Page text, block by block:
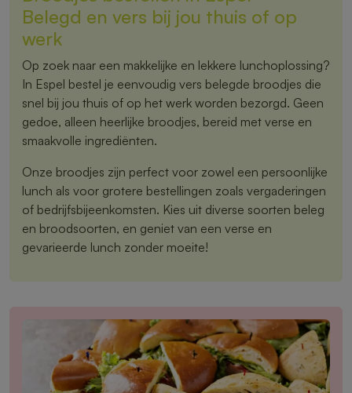
Belegd en vers bij jou thuis of op
werk
Op zoek naar een makkelijke en lekkere lunchoplossing?
In Espel bestel je eenvoudig vers belegde broodjes die
snel bij jou thuis of op het werk worden bezorgd. Geen
gedoe, alleen heerlijke broodjes, bereid met verse en
smaakvolle ingrediënten.
Onze broodjes zijn perfect voor zowel een persoonlijke
lunch als voor grotere bestellingen zoals vergaderingen
of bedrijfsbijeenkomsten. Kies uit diverse soorten beleg
en broodsoorten, en geniet van een verse en
gevarieerde lunch zonder moeite!